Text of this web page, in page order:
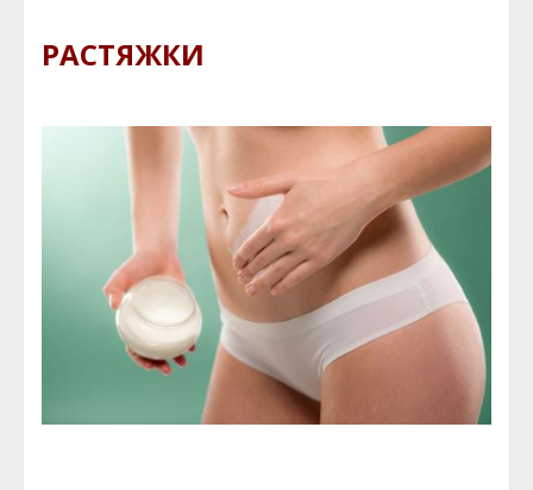
РАСТЯЖКИ